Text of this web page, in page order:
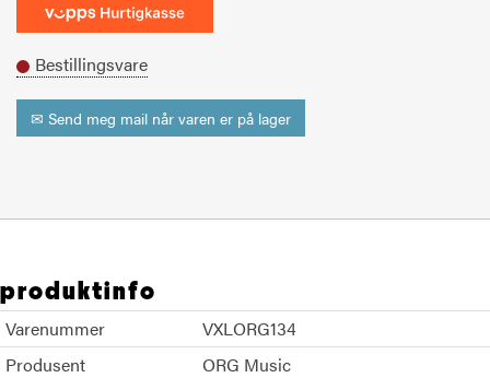
Bestillingsvare
✉ Send meg mail når varen er på lager
produktinfo
Varenummer
VXLORG134
Produsent
ORG Music